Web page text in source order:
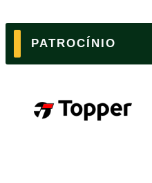
PATROCÍNIO